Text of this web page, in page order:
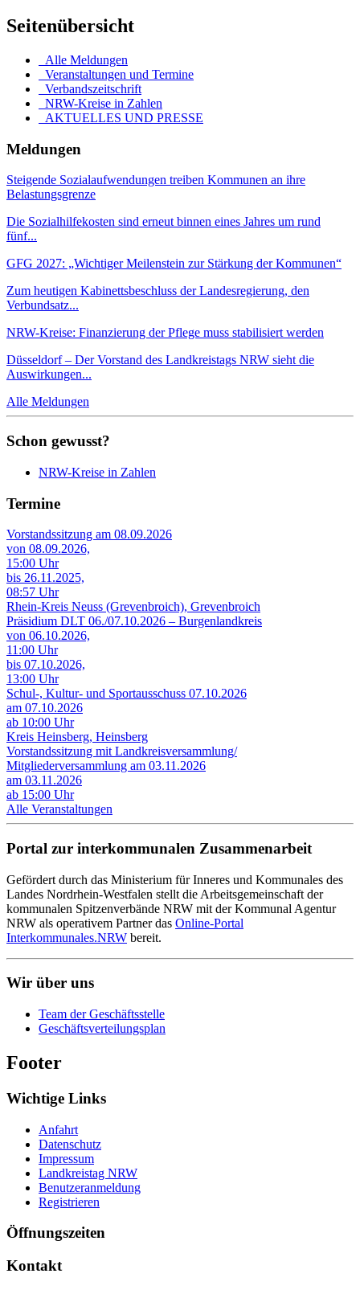
Seitenübersicht
Alle Meldungen
Veranstaltungen und Termine
Verbandszeitschrift
NRW-Kreise in Zahlen
AKTUELLES UND PRESSE
Meldungen
Steigende Sozialaufwendungen treiben Kommunen an ihre
Belastungsgrenze
Die Sozialhilfekosten sind erneut binnen eines Jahres um rund
fünf...
GFG 2027: „Wichtiger Meilenstein zur Stärkung der Kommunen“
Zum heutigen Kabinettsbeschluss der Landesregierung, den
Verbundsatz...
NRW-Kreise: Finanzierung der Pflege muss stabilisiert werden
Düsseldorf – Der Vorstand des Landkreistags NRW sieht die
Auswirkungen...
Alle Meldungen
Schon gewusst?
NRW-Kreise in Zahlen
Termine
Vorstandssitzung am 08.09.2026
von 08.09.2026,
15:00 Uhr
bis 26.11.2025,
08:57 Uhr
Rhein-Kreis Neuss (Grevenbroich), Grevenbroich
Präsidium DLT 06./07.10.2026 – Burgenlandkreis
von 06.10.2026,
11:00 Uhr
bis 07.10.2026,
13:00 Uhr
Schul-, Kultur- und Sportausschuss 07.10.2026
am 07.10.2026
ab 10:00 Uhr
Kreis Heinsberg, Heinsberg
Vorstandssitzung mit Landkreisversammlung/
Mitgliederversammlung am 03.11.2026
am 03.11.2026
ab 15:00 Uhr
Alle Veranstaltungen
Portal zur interkommunalen Zusammenarbeit
Gefördert durch das Ministerium für Inneres und Kommunales des
Landes Nordrhein-Westfalen stellt die Arbeitsgemeinschaft der
kommunalen Spitzenverbände NRW mit der Kommunal Agentur
NRW als operativem Partner das Online-Portal
Interkommunales.NRW bereit.
Wir über uns
Team der Geschäftsstelle
Geschäftsverteilungsplan
Footer
Wichtige Links
Anfahrt
Datenschutz
Impressum
Landkreistag NRW
Benutzeranmeldung
Registrieren
Öffnungszeiten
Kontakt